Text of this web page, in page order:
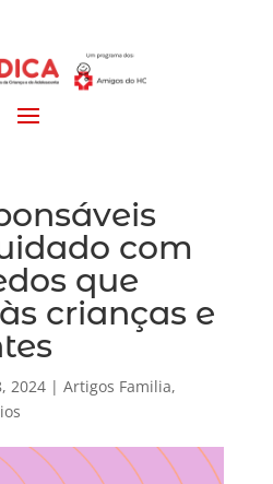
com
que
crianças e
2024| Artigos Familia,